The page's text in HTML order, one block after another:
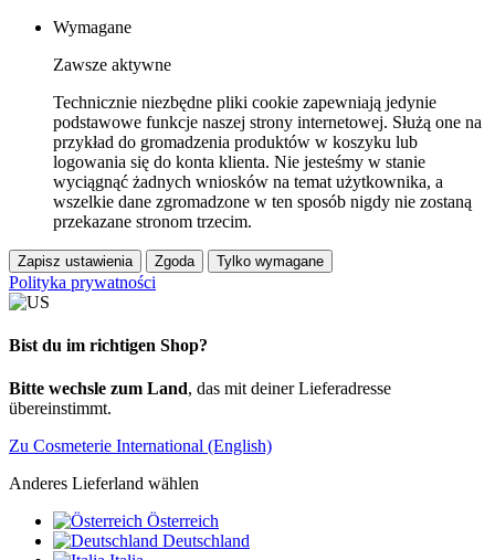
Wymagane
Zawsze aktywne
Technicznie niezbędne pliki cookie zapewniają jedynie
podstawowe funkcje naszej strony internetowej. Służą one na
przykład do gromadzenia produktów w koszyku lub
logowania się do konta klienta. Nie jesteśmy w stanie
wyciągnąć żadnych wniosków na temat użytkownika, a
wszelkie dane zgromadzone w ten sposób nigdy nie zostaną
przekazane stronom trzecim.
Zapisz ustawienia Zgoda Tylko wymagane
Polityka prywatności
Bist du im richtigen Shop?
Bitte wechsle zum Land, das mit deiner Lieferadresse
übereinstimmt.
Zu Cosmeterie International (English)
Anderes Lieferland wählen
Österreich
Deutschland